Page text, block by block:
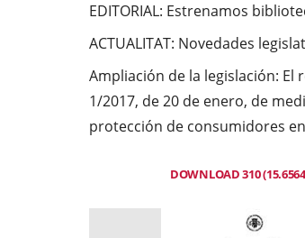
EDITORIAL: Estrenamos
ACTUALITAT: Novedades
Ampliación de la legislación: El
1/2017, de 20 de enero, de
protección de consumidores
DOWNLOAD 310